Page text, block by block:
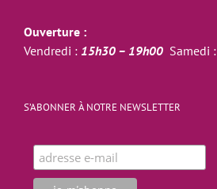
Ouverture :
Vendredi : 15h30 – 19h00 Samedi :
S’ABONNER À NOTRE NEWSLETTER